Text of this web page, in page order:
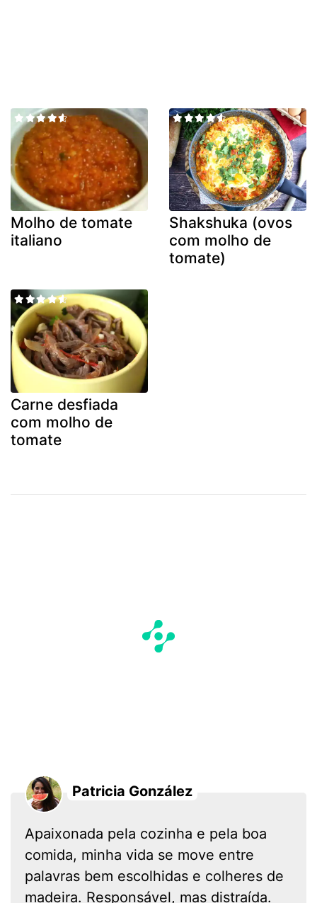
Molho de tomate
italiano
Shakshuka (ovos
com molho de
tomate)
Carne desfiada
com molho de
tomate
Patricia González
Apaixonada pela cozinha e pela boa
comida, minha vida se move entre
palavras bem escolhidas e colheres de
madeira. Responsável, mas distraída.